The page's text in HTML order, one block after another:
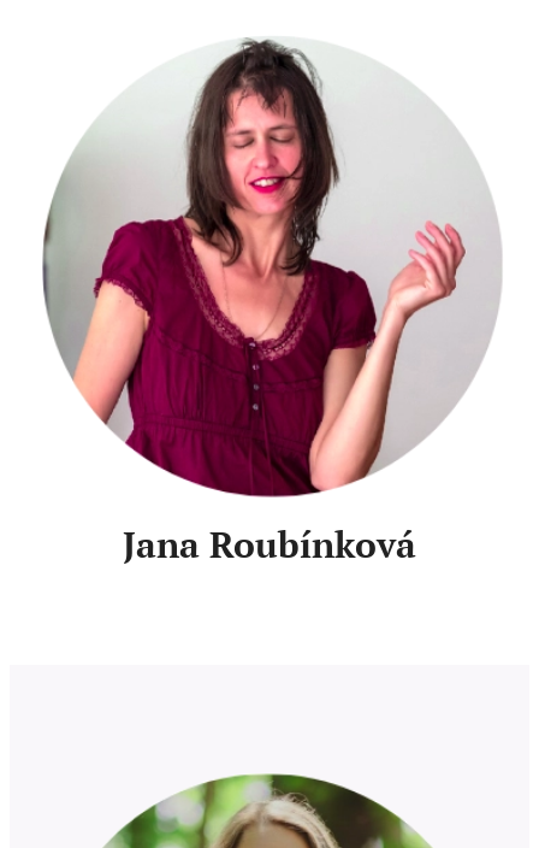
Jana Roubínková